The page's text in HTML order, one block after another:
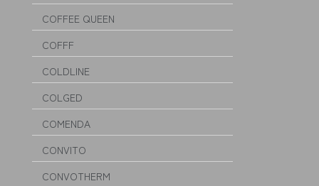
COFFEE QUEEN
COFFF
COLDLINE
COLGED
COMENDA
CONVITO
CONVOTHERM